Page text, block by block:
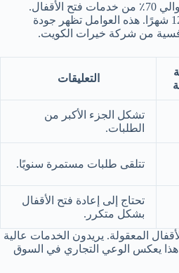
الفريق الفني المدرب يغطي حوالي 70٪ من خدمات فتح الأقفال.
يضمنون الخدمات لمدة 3 إلى 12 شهرًا. هذه العوامل تظهر جودة
من شركة خيرات الكويت.
التعليقات
تشكل الجزء الأكبر من
الطلبات.
تتلقى طلبات مستمرة سنويًا.
تحتاج إلى إعادة فتح الأقفال
بشكل متكرر.
المعقولة. يريدون الخدمات عالية
هذا يعكس الوعي التجاري في السوق